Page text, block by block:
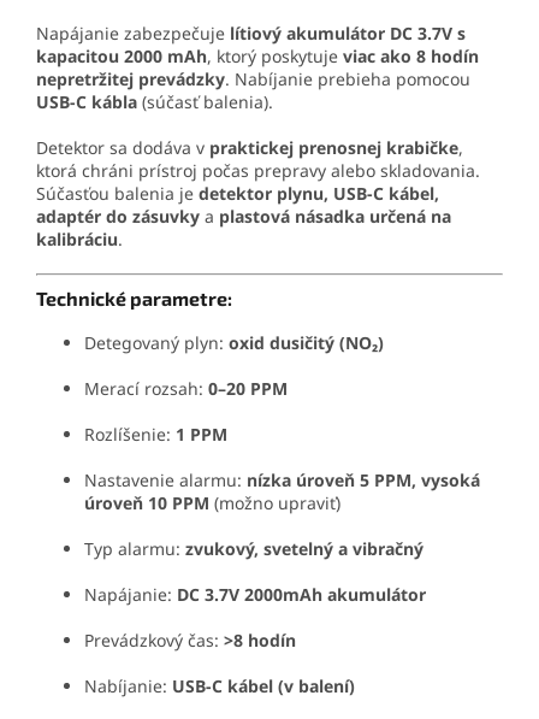
Napájanie zabezpečuje lítiový akumulátor DC 3.7V s
kapacitou 2000 mAh, ktorý poskytuje viac ako 8 hodín
nepretržitej prevádzky. Nabíjanie prebieha pomocou
USB-C kábla (súčasť balenia).
Detektor sa dodáva v praktickej prenosnej krabičke,
ktorá chráni prístroj počas prepravy alebo skladovania.
Súčasťou balenia je detektor plynu, USB-C kábel,
adaptér do zásuvky a plastová násadka určená na
kalibráciu.
Technické parametre:
Detegovaný plyn: oxid dusičitý (NO₂)
Merací rozsah: 0–20 PPM
Rozlíšenie: 1 PPM
Nastavenie alarmu: nízka úroveň 5 PPM, vysoká
úroveň 10 PPM (možno upraviť)
Typ alarmu: zvukový, svetelný a vibračný
Napájanie: DC 3.7V 2000mAh akumulátor
Prevádzkový čas: >8 hodín
Nabíjanie: USB-C kábel (v balení)